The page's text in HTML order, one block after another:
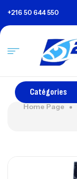
+216 50 644 550
Catégories
Home Page